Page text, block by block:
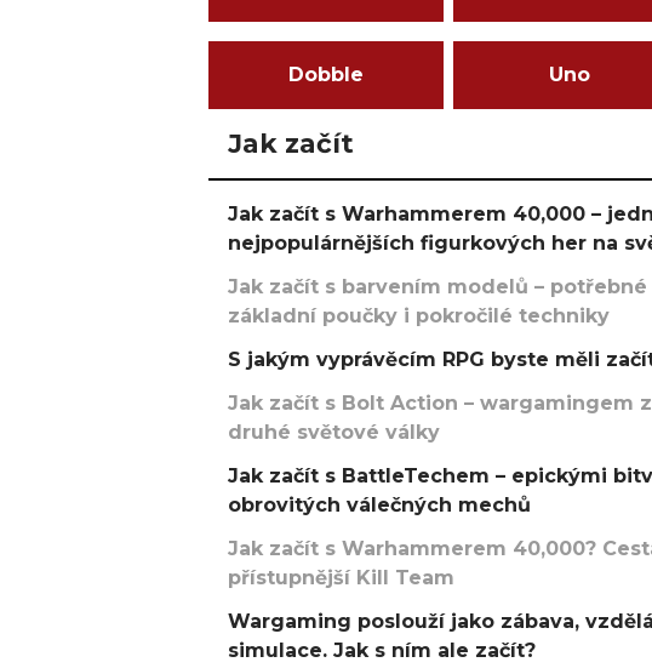
Dobble Uno
Jak začít
Jak začít s Warhammerem 40,000 –
nejpopulárnějších figurkových her na
Jak začít s barvením modelů –
základní poučky i pokročilé techniky
S jakým vyprávěcím RPG byste měli
Jak začít s Bolt Action – wargamingem
druhé světové války
Jak začít s BattleTechem – epickými
obrovitých válečných mechů
Jak začít s Warhammerem 40,000?
přístupnější Kill Team
Wargaming poslouží jako zábava,
simulace. Jak s ním ale začít?